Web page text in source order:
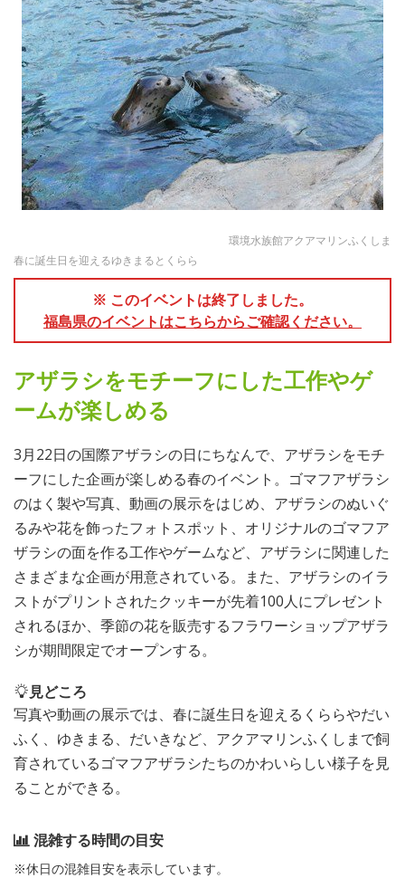
環境水族館アクアマリンふくしま
春に誕生日を迎えるゆきまるとくらら
※ このイベントは終了しました。
福島県のイベントはこちらからご確認ください。
アザラシをモチーフにした工作やゲ
ームが楽しめる
3月22日の国際アザラシの日にちなんで、アザラシをモチ
ーフにした企画が楽しめる春のイベント。ゴマフアザラシ
のはく製や写真、動画の展示をはじめ、アザラシのぬいぐ
るみや花を飾ったフォトスポット、オリジナルのゴマフア
ザラシの面を作る工作やゲームなど、アザラシに関連した
さまざまな企画が用意されている。また、アザラシのイラ
ストがプリントされたクッキーが先着100人にプレゼント
されるほか、季節の花を販売するフラワーショップアザラ
シが期間限定でオープンする。
見どころ
写真や動画の展示では、春に誕生日を迎えるくららやだい
ふく、ゆきまる、だいきなど、アクアマリンふくしまで飼
育されているゴマフアザラシたちのかわいらしい様子を見
ることができる。
混雑する時間の目安
※休日の混雑目安を表示しています。